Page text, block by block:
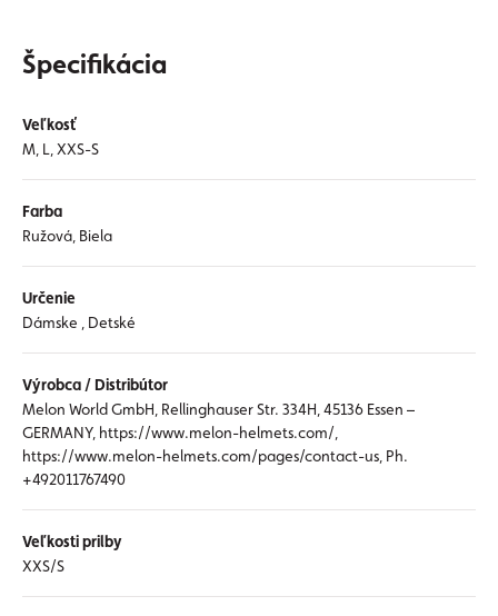
Špecifikácia
Veľkosť
M, L, XXS-S
Farba
Ružová, Biela
Určenie
Dámske , Detské
Výrobca / Distribútor
Melon World GmbH, Rellinghauser Str. 334H, 45136 Essen –
GERMANY, https://www.melon-helmets.com/,
https://www.melon-helmets.com/pages/contact-us, Ph.
+492011767490
Veľkosti prilby
XXS/S